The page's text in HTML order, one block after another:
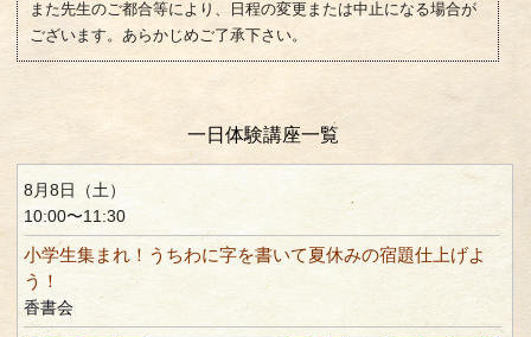
また先生のご都合等により、日程の変更または中止になる場合が
ございます。あらかじめご了承下さい。
一日体験講座一覧
8月8日（土）
10:00〜11:30
小学生集まれ！うちわに字を書いて夏休みの宿題仕上げよ
う！
香書会